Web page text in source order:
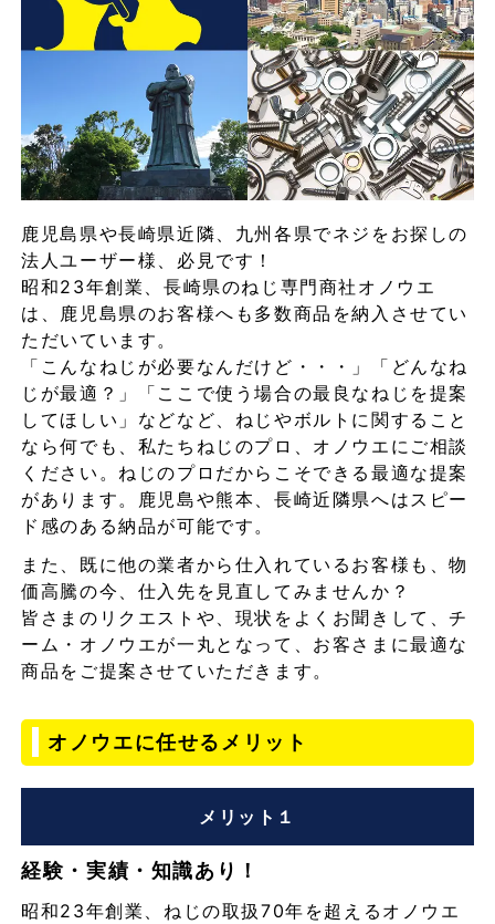
鹿児島県や長崎県近隣、九州各県でネジをお探しの
法人ユーザー様、必見です！
昭和23年創業、長崎県のねじ専門商社オノウエ
は、鹿児島県のお客様へも多数商品を納入させてい
ただいています。
「こんなねじが必要なんだけど・・・」「どんなね
じが最適？」「ここで使う場合の最良なねじを提案
してほしい」などなど、ねじやボルトに関すること
なら何でも、私たちねじのプロ、オノウエにご相談
ください。ねじのプロだからこそできる最適な提案
があります。鹿児島や熊本、長崎近隣県へはスピー
ド感のある納品が可能です。
また、既に他の業者から仕入れているお客様も、物
価高騰の今、仕入先を見直してみませんか？
皆さまのリクエストや、現状をよくお聞きして、チ
ーム・オノウエが一丸となって、お客さまに最適な
商品をご提案させていただきます。
オノウエに任せるメリット
メリット１
経験・実績・知識あり！
昭和23年創業、ねじの取扱70年を超えるオノウエ